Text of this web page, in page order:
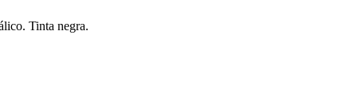
Tinta negra.